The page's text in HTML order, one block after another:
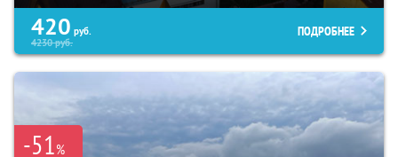
420 руб.
4230руб.
ПОДРОБНЕЕ
-51%